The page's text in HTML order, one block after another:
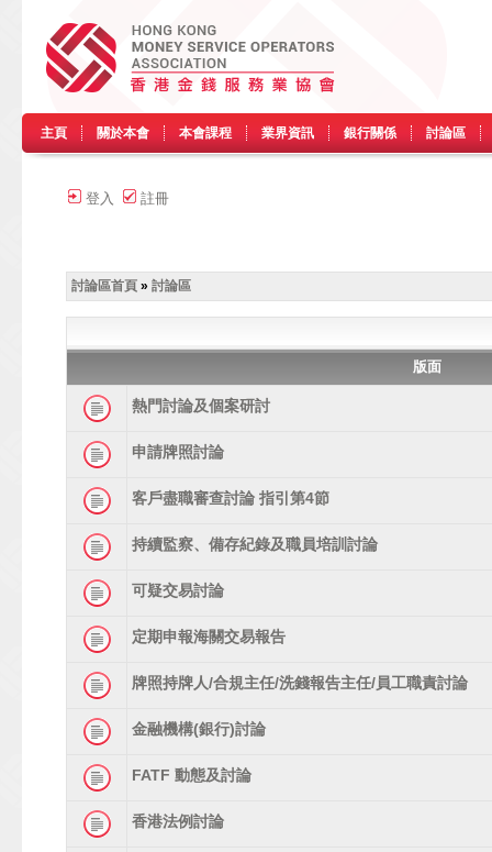
主頁 關於本會 本會課程 業界資訊 銀行關係 討論區
登入 註冊
討論區首頁 » 討論區
版面
熱門討論及個案研討
申請牌照討論
客戶盡職審查討論 指引第4節
持續監察、備存紀錄及職員培訓討論
可疑交易討論
定期申報海關交易報告
牌照持牌人/合規主任/洗錢報告主任/員工職責討論
金融機構(銀行)討論
FATF 動態及討論
香港法例討論